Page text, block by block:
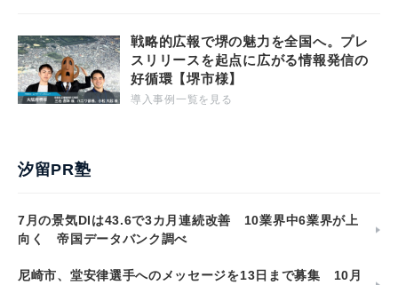
戦略的広報で堺の魅力を全国へ。プレ
スリリースを起点に広がる情報発信の
好循環【堺市様】
導入事例一覧を見る
汐留PR塾
7月の景気DIは43.6で3カ月連続改善 10業界中6業界が上
向く 帝国データバンク調べ
尼崎市、堂安律選手へのメッセージを13日まで募集 10月